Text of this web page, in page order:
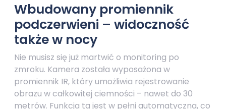
Wbudowany promiennik
podczerwieni – widoczność
także w nocy
Nie musisz się już martwić o monitoring po
zmroku. Kamera została wyposażona w
promiennik IR, który umożliwia rejestrowanie
obrazu w całkowitej ciemności – nawet do 30
metrów. Funkcja ta jest w pełni automatyczna, co